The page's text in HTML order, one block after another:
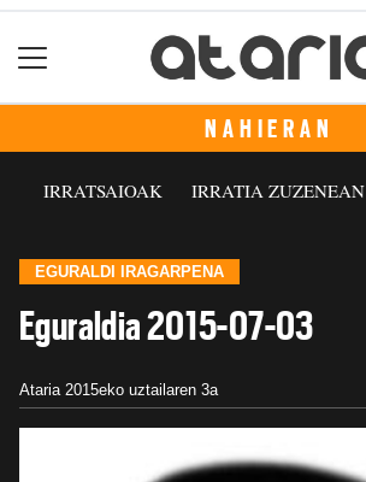
NAHIERAN
IRRATSAIOAK IRRATIA ZUZENEAN
EGURALDI IRAGARPENA
Eguraldia 2015-07-03
Ataria 2015eko uztailaren 3a